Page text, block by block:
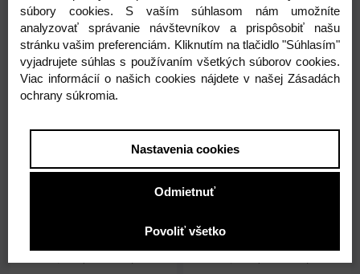
Škrob 3E 550g biely Monteráček 500g
súbory cookies. S vaším súhlasom nám umožníte
analyzovať správanie návštevníkov a prispôsobiť našu
stránku vašim preferenciám. Kliknutím na tlačidlo "Súhlasím"
vyjadrujete súhlas s používaním všetkých súborov cookies.
Viac informácií o našich cookies nájdete v našej Zásadách
ochrany súkromia.
Nastavenia cookies
Odmietnuť
Povoliť všetko